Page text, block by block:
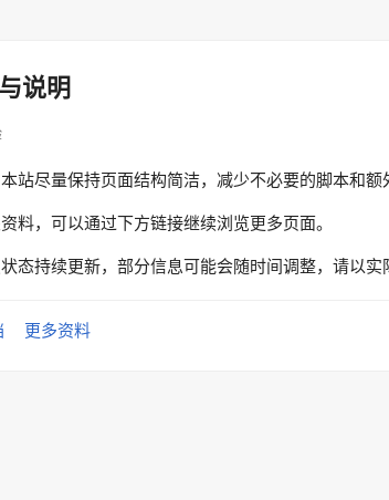
说明
站尽量保持页面结构简洁，减少不必要的脚本和额
料，可以通过下方链接继续浏览更多页面。
态持续更新，部分信息可能会随时间调整，请以实
更多资料